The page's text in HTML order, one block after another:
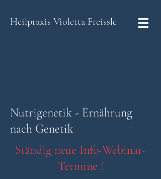
Heilpraxis Violetta Freissle
Nutrigenetik - Ernährung
nach Genetik
Ständig neue Info-Webinar-
Termine !